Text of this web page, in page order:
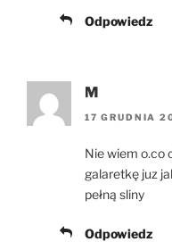
Odpowiedz
M
17 GRUDNIA
Nie wiem o.co
galaretkę juz
pełną sliny
Odpowiedz